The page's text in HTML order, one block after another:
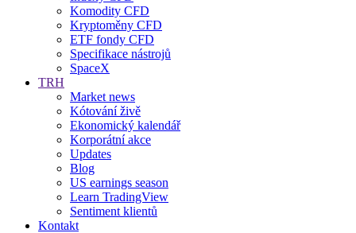
Komodity CFD
Kryptoměny CFD
ETF fondy CFD
Specifikace nástrojů
SpaceX
TRH
Market news
Kótování živě
Ekonomický kalendář
Korporátní akce
Updates
Blog
US earnings season
Learn TradingView
Sentiment klientů
Kontakt